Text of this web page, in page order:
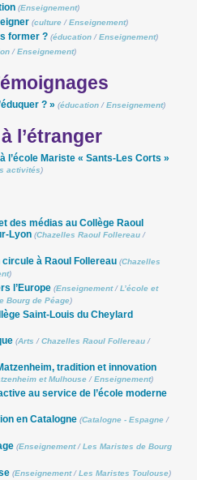
(Enseignement)
(culture /Enseignement)
former ? (éducation /Enseignement)
/Enseignement)
? » (éducation /Enseignement)
l’étranger
l’école Mariste « Sants-Les Corts »
activités)
des médias au Collège Raoul
Lyon (Chazelles Raoul Follereau /
à Raoul Follereau (Chazelles
)
l’Europe (Enseignement/L’école et
Bourg de Péage)
Saint-Louis du Cheylard
(Arts /Chazelles Raoul Follereau /
tradition et innovation
et Mulhouse /Enseignement)
au service de l’école moderne
en Catalogne (Catalogne - Espagne /
(Enseignement/Les Maristes de Bourg
(Enseignement/Les Maristes Toulouse)